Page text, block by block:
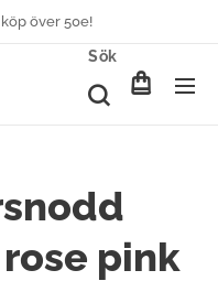
över 50e!
Sök
rose pink